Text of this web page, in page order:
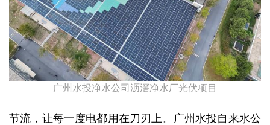
广州水投净水公司沥滘净水厂光伏项目
节流，让每一度电都用在刀刃上。广州水投自来水公